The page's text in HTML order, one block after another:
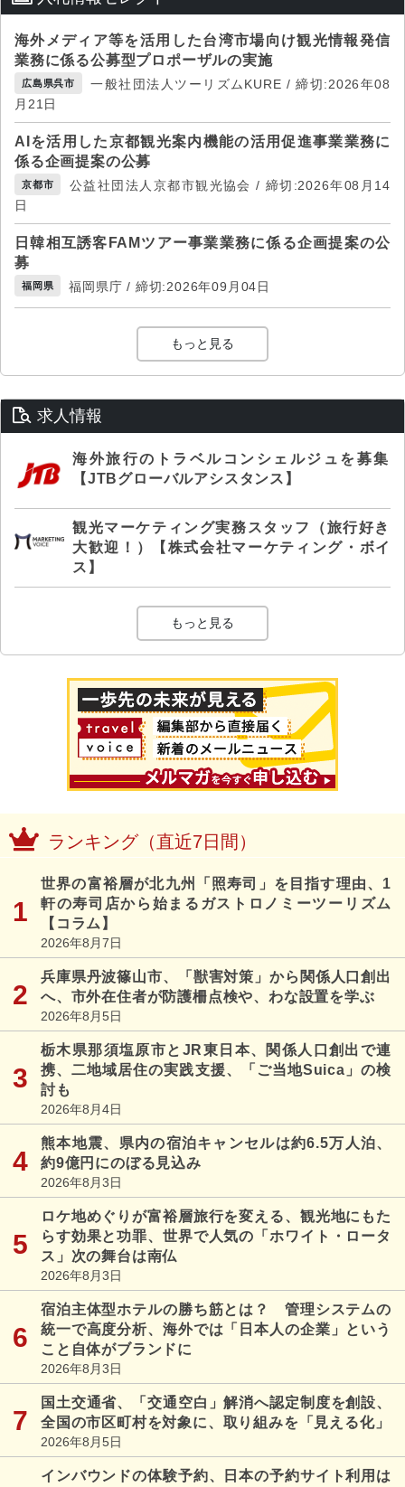
海外メディア等を活用した台湾市場向け観光情報発信
業務に係る公募型プロポーザルの実施
広島県呉市
一般社団法人ツーリズムKURE / 締切:2026年08
月21日
AIを活用した京都観光案内機能の活用促進事業業務に
係る企画提案の公募
京都市
公益社団法人京都市観光協会 / 締切:2026年08月14
日
日韓相互誘客FAMツアー事業業務に係る企画提案の公
募
福岡県 福岡県庁 / 締切:2026年09月04日
もっと見る
求人情報
海外旅行のトラベルコンシェルジュを募集
【JTBグローバルアシスタンス】
観光マーケティング実務スタッフ（旅行好き
大歓迎！）【株式会社マーケティング・ボイ
ス】
もっと見る
ランキング（直近7日間）
世界の富裕層が北九州「照寿司」を目指す理由、1
軒の寿司店から始まるガストロノミーツーリズム
【コラム】
2026年8月7日
兵庫県丹波篠山市、「獣害対策」から関係人口創出
へ、市外在住者が防護柵点検や、わな設置を学ぶ
2026年8月5日
栃木県那須塩原市とJR東日本、関係人口創出で連
携、二地域居住の実践支援、「ご当地Suica」の検
討も
2026年8月4日
熊本地震、県内の宿泊キャンセルは約6.5万人泊、
約9億円にのぼる見込み
2026年8月3日
ロケ地めぐりが富裕層旅行を変える、観光地にもた
らす効果と功罪、世界で人気の「ホワイト・ロータ
ス」次の舞台は南仏
2026年8月3日
宿泊主体型ホテルの勝ち筋とは？ 管理システムの
統一で高度分析、海外では「日本人の企業」という
こと自体がブランドに
2026年8月3日
国土交通省、「交通空白」解消へ認定制度を創設、
全国の市区町村を対象に、取り組みを「見える化」
2026年8月5日
インバウンドの体験予約、日本の予約サイト利用は